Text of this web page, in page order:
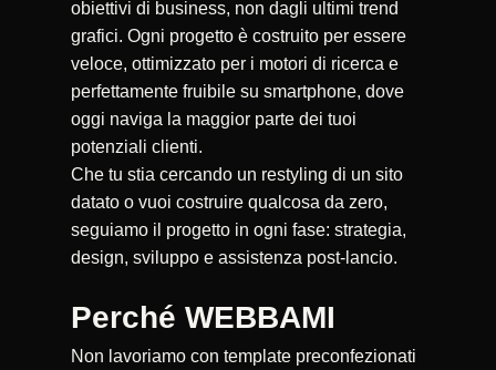
obiettivi di business, non dagli ultimi trend
grafici. Ogni progetto è costruito per essere
veloce, ottimizzato per i motori di ricerca e
perfettamente fruibile su smartphone, dove
oggi naviga la maggior parte dei tuoi
potenziali clienti.
Che tu stia cercando un restyling di un sito
datato o vuoi costruire qualcosa da zero,
seguiamo il progetto in ogni fase: strategia,
design, sviluppo e assistenza post-lancio.
Perché WEBBAMI
Non lavoriamo con template preconfezionati